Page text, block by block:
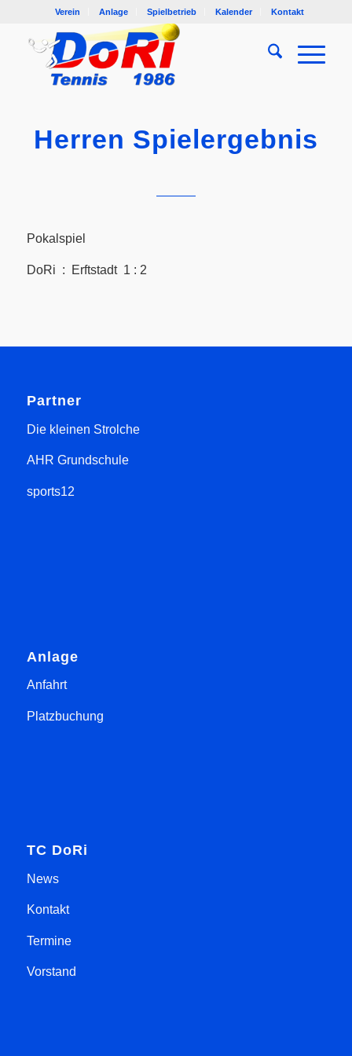
Verein Anlage Spielbetrieb Kalender Kontakt
Herren Spielergebnis
Pokalspiel
DoRi : Erftstadt 1 : 2
Partner
Die kleinen Strolche
AHR Grundschule
sports12
Anlage
Anfahrt
Platzbuchung
TC DoRi
News
Kontakt
Termine
Vorstand